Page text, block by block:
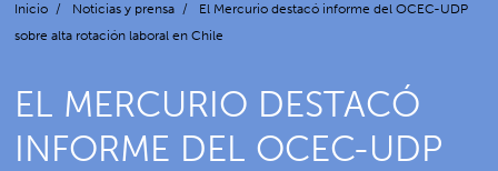
Inicio / Noticias y prensa /
El Mercurio destacó informe del OCEC-UDP
sobre alta rotación laboral en Chile
EL MERCURIO DESTACÓ
INFORME DEL OCEC-UDP